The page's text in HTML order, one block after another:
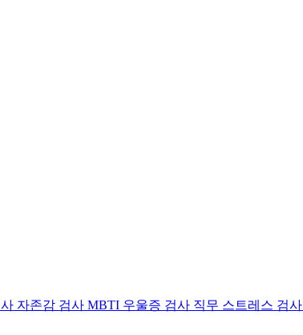
자존감 검사 MBTI 우울증 검사 직무 스트레스 검사